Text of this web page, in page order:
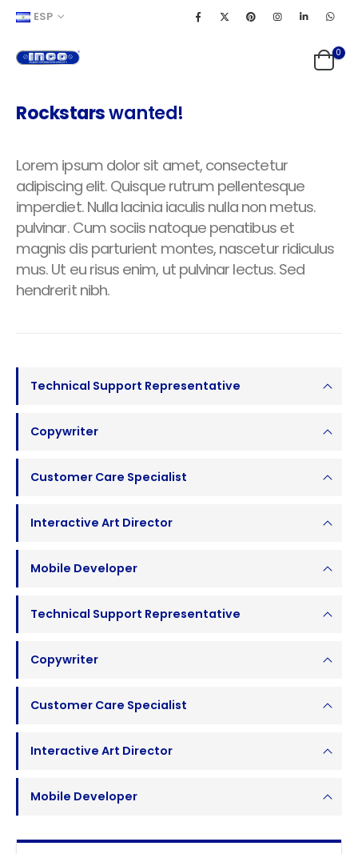
ESP
0
Rockstarswanted!
Lorem ipsum dolor sit amet, consectetur
adipiscing elit. Quisque rutrum pellentesque
imperdiet. Nulla lacinia iaculis nulla non metus.
pulvinar. Cum sociis natoque penatibus et
magnis dis parturient montes, nascetur ridiculus
mus. Ut eu risus enim, ut pulvinar lectus. Sed
hendrerit nibh.
Technical Support Representative
Copywriter
Customer Care Specialist
Interactive Art Director
Mobile Developer
Technical Support Representative
Copywriter
Customer Care Specialist
Interactive Art Director
Mobile Developer